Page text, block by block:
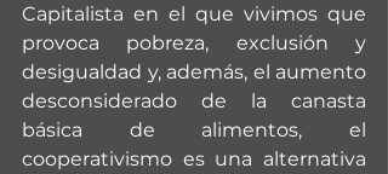
Capitalista en el que vivimos que
provoca pobreza, exclusión y
desigualdad y, además, el aumento
desconsiderado de la canasta
básica de alimentos, el
cooperativismo es una alternativa